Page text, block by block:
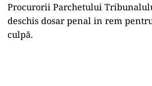
Procurorii Parchetului
deschis dosar penal in rem
culpă.